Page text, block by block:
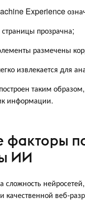
Experience
страницы прозрачна;
размечены
извлекается для
таким
информации.
факторы
ИИ
сложность
качественной веб-